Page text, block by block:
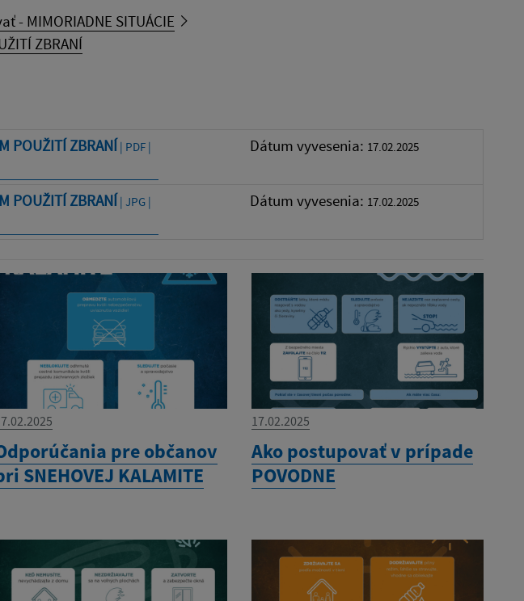
- MIMORIADNE SITUÁCIE
ZBRANÍ
POUŽITÍ ZBRANÍ | PDF |
Dátum vyvesenia: 17.02.2025
POUŽITÍ ZBRANÍ | JPG |
Dátum vyvesenia: 17.02.2025
pre občanov
SNEHOVEJ KALAMITE
17.02.2025
Ako postupovať v prípade
POVODNE